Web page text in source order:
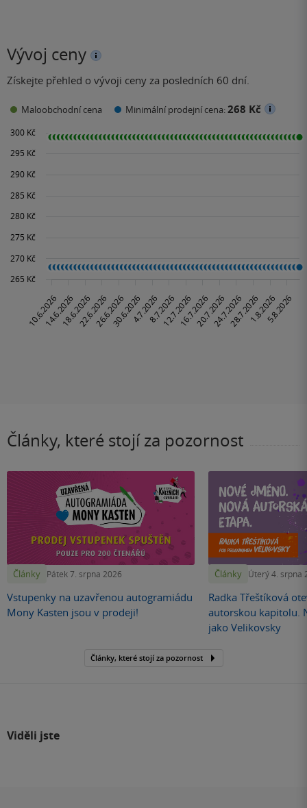
Vývoj ceny
Získejte přehled o vývoji ceny za posledních 60 dní.
Maloobchodní cena Minimální prodejní cena:268 Kč
Články, které stojí za pozornost
Články Pátek 7. srpna 2026
Vstupenky na uzavřenou autogramiádu
Mony Kasten jsou v prodeji!
Články Úterý 4. srpna
Radka Třeštíková
autorskou kapitolu.
jako Velikovsky
Články, které stojí za pozornost
Viděli jste